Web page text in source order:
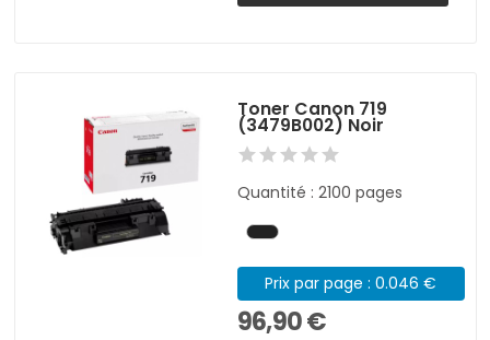
Toner Canon 719
(3479B002) Noir
Quantité : 2100 pages
Prix par page : 0.046 €
96,90 €